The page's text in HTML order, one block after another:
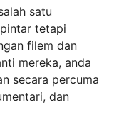
satu
tetapi
filem dan
mereka, anda
secara percuma
dan